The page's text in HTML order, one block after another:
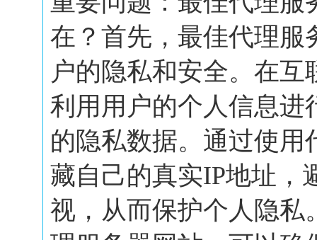
在？首先，最佳代理服
户的隐私和安全。在
利用用户的个人信息进
的隐私数据。通过使
藏自己的真实IP地址，
视，从而保护个人隐私